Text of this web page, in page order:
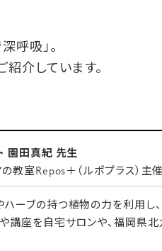
呼吸」。
介しています。
園田真紀 先生
教室Repos＋（ルポプラス）主催
ハーブの持つ植物の力を利用し
や講座を自宅サロンや、福岡県